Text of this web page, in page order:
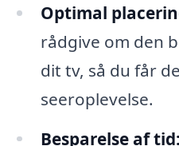
Optimal
rådgive om den
dit tv, så du får
seeroplevelse.
Besparelse af tid: